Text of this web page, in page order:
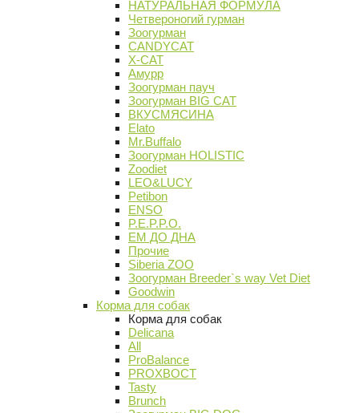
НАТУРАЛЬНАЯ ФОРМУЛА
Четвероногий гурман
Зоогурман
CANDYCAT
X-CAT
Амурр
Зоогурман пауч
Зоогурман BIG CAT
ВКУСМЯСИНА
Elato
Mr.Buffalo
Зоогурман HOLISTIC
Zoodiet
LEO&LUCY
Petibon
ENSO
P.E.P.P.O.
ЕМ ДО ДНА
Прочие
Siberia ZOO
Зоогурман Breeder`s way Vet Diet
Goodwin
Корма для собак
Корма для собак
Delicana
All
ProBalance
PROХВОСТ
Tasty
Brunch